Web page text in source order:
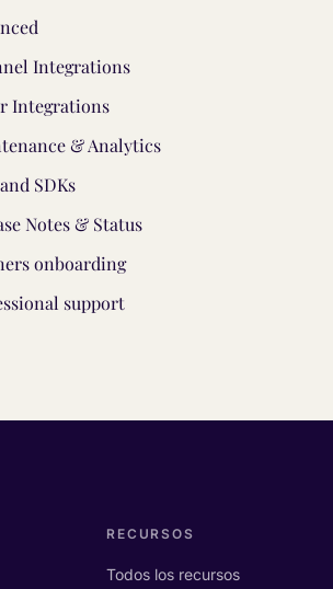
Integrations
Integrations
& Analytics
SDKs
Notes & Status
onboarding
support
RECURSOS
Todos los recursos